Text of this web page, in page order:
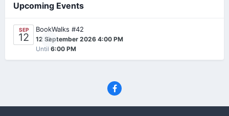
Upcoming Events
SEP
12 0
BookWalks #42
12 September 2026 4:00 PM
Until 6:00 PM